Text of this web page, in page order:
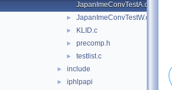
JapanImeConvTestA.c
► JapanImeConvTestW.c
► KLID.c
► precomp.h
► testlist.c
► include
► iphlpapi